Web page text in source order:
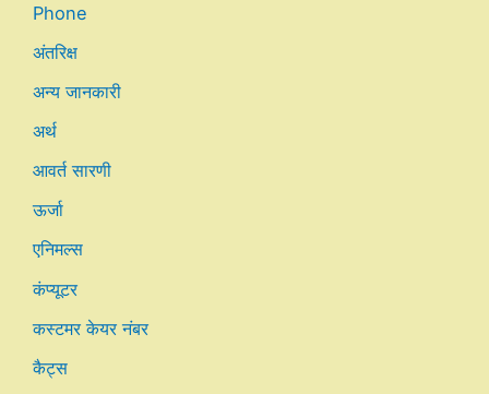
Phone
अंतरिक्ष
अन्य जानकारी
अर्थ
आवर्त सारणी
ऊर्जा
एनिमल्स
कंप्यूटर
कस्टमर केयर नंबर
कैट्स